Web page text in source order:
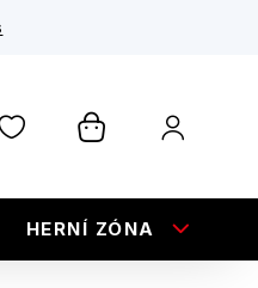
HERNÍ ZÓNA